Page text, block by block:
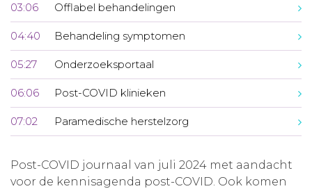
03:06 Offlabel behandelingen
04:40 Behandeling symptomen
05:27 Onderzoeksportaal
06:06 Post-COVID klinieken
07:02 Paramedische herstelzorg
Post-COVID journaal van juli 2024 met aandacht
voor de kennisagenda post-COVID. Ook komen